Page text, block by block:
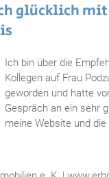
glücklich mit
Ich bin über die
Kollegen auf Frau
geworden und hatte
Gespräch an ein sehr
meine Website und die